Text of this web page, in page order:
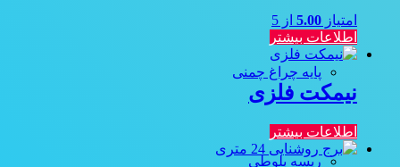
پایه چراغ چمنی
ریسه بلوطی
امتیاز 5.00 از 5
اطلاعات بیشتر
نیمکت فلزی
اطلاعات بیشتر